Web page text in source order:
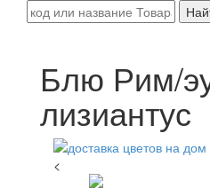
Блю Рим/
лизиантус
<